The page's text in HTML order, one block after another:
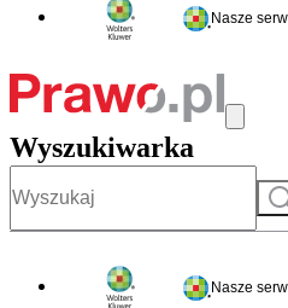
Nasze
Wyszukiwarka
Nasze